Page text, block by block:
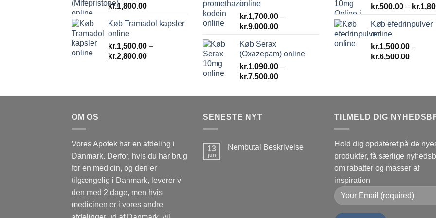
kr.1,800.00
Køb Tramadol kapsler
online
kr.1,500.00 –
kr.2,800.00Prisinterval:
online
kr.1,700.00 –
kr.9,000.00Prisinterval:
kr.9,000.00
Køb Serax
(Oxazepam) online
kr.1,090.00 –
kr.7,500.00Prisinterval:
til
kr.500.00 – kr.
Køb efedrinpulver
online
kr.1,500.00 –
kr.6,500.00
OM OS
Vores Apotek har en afdeling i
Danmark. Derfor, hvis du har brug
for en medicin, og den er
tilgængelig i Danmark, leverer vi
den med 2 dage, men hvis
medicinen er i vores andre
SENESTE NYT
13
jun
Nembutal Beskrivelse
TILMELD DIG
Hold dig opdateret på de
produkter, få særlige
om rabatter og masser af
inspiration